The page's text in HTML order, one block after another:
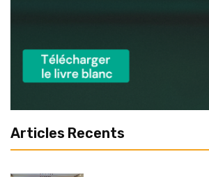
Articles Recents